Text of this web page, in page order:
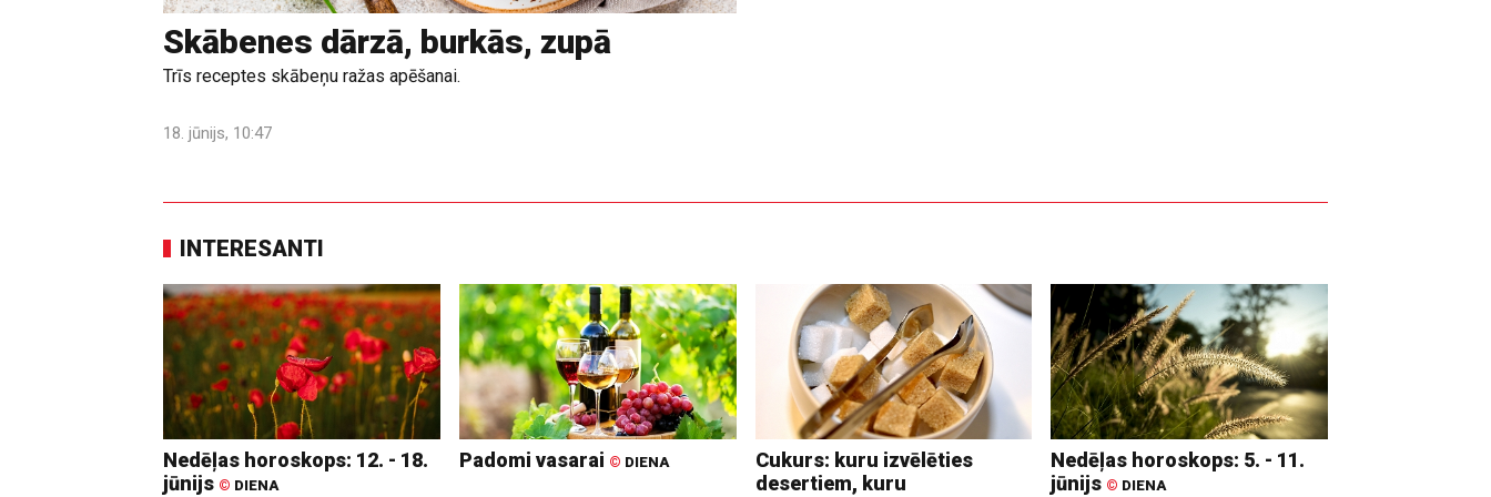
Skābenes dārzā, burkās, zupā
Trīs receptes skābeņu ražas apēšanai.
18. jūnijs, 10:47
INTERESANTI
Nedēļas horoskops: 12. - 18.
jūnijs © DIENA
Padomi vasarai © DIENA
Cukurs: kuru izvēlēties
desertiem, kuru
Nedēļas horoskops: 5. - 11.
jūnijs © DIENA